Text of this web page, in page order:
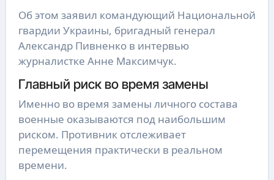
Об этом заявил командующий Национальной
гвардии Украины, бригадный генерал
Александр Пивненко в интервью
журналистке Анне Максимчук.
Главный риск во время замены
Именно во время замены личного состава
военные оказываются под наибольшим
риском. Противник отслеживает
перемещения практически в реальном
времени.